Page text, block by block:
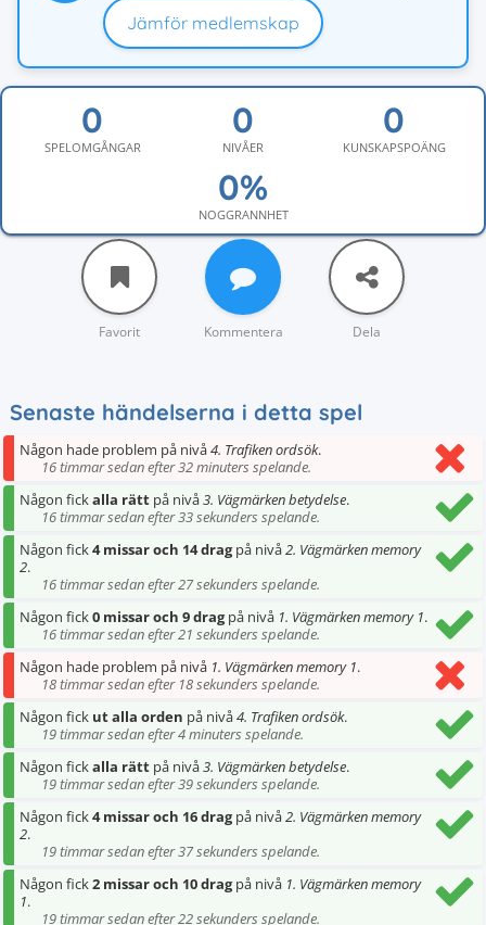
Jämför medlemskap
SPELOMGÅNGAR NIVÅER KUNSKAPSPOÄNG
NOGGRANNHET
Favorit Kommentera Dela
Senaste händelserna i detta spel
Någon hade problem på nivå4. Trafiken ordsök.
16 timmar sedan efter 32 minuters spelande.
Någon fickalla rätt på nivå3. Vägmärken betydelse.
16 timmar sedan efter 33 sekunders spelande.
Någon fick4 missar och 14 dragpå nivå2. Vägmärken memory
2.
16 timmar sedan efter 27 sekunders spelande.
Någon fick0 missar och 9 dragpå nivå 1. Vägmärken memory 1.
16 timmar sedan efter 21 sekunders spelande.
Någon hade problem på nivå 1. Vägmärken memory 1.
18 timmar sedan efter 18 sekunders spelande.
Någon fick ut alla orden på nivå4. Trafiken ordsök.
19 timmar sedan efter 4 minuters spelande.
Någon fickalla rätt på nivå3. Vägmärken betydelse.
19 timmar sedan efter 39 sekunders spelande.
Någon fick4 missar och 16 dragpå nivå2. Vägmärken memory
2.
19 timmar sedan efter 37 sekunders spelande.
Någon fick2 missar och 10 dragpå nivå 1. Vägmärken memory
1.
19 timmar sedan efter 22 sekunders spelande.